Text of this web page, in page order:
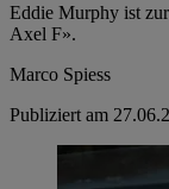
Eddie Murphy ist
Axel F».
Marco Spiess
Publiziert am